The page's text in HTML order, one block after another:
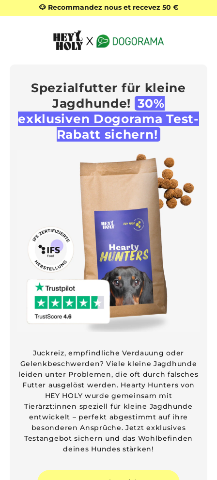
au
Diaporama
Pause
🐶 Recommandez nous et recevez 50 €
Spezialfutter für kleine
Jagdhunde! 30%
exklusiven Dogorama Test-
Rabatt sichern!
Juckreiz, empfindliche Verdauung oder
Gelenkbeschwerden? Viele kleine Jagdhunde
leiden unter Problemen, die oft durch falsches
Futter ausgelöst werden. Hearty Hunters von
HEY HOLY wurde gemeinsam mit
Tierärzt:innen speziell für kleine Jagdhunde
entwickelt – perfekt abgestimmt auf ihre
besonderen Ansprüche. Jetzt exklusives
Testangebot sichern und das Wohlbefinden
deines Hundes stärken!